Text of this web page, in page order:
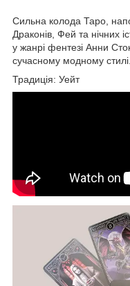
Сильна колода Таро,
Драконів, Фей та нічних
у жанрі фентезі Анни
сучасному модному стилі.
Традиція: Уейт